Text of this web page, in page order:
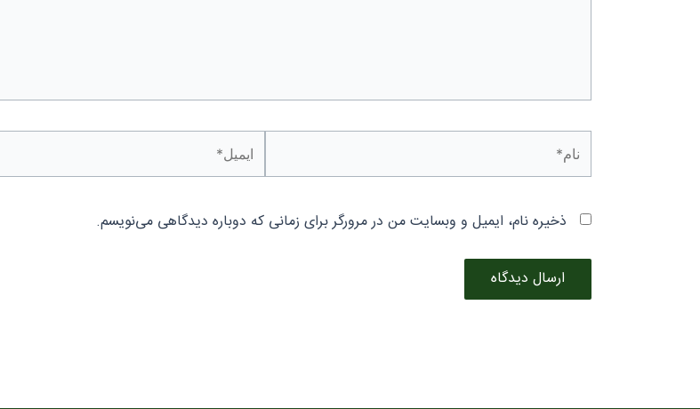
ذخیره نام، ایمیل و وبسایت من در مرورگر برای زمانی که دوباره دیدگاهی می‌نویسم.